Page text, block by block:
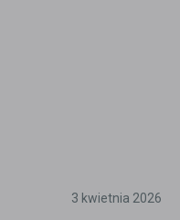
3 kwietnia 2026